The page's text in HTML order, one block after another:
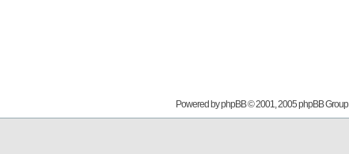
Powered byphpBB© 2001, 2005 phpBB Group